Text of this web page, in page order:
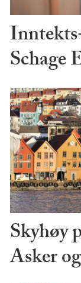
Schage
Skyhøy
Asker